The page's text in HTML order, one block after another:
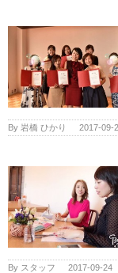
By 岩橋 ひかり 2017-09-
By スタッフ 2017-09-24